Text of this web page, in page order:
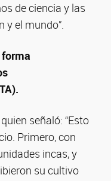
de ciencia y las
y el mundo”.
señaló: “Esto
Primero, con
incas, y
su cultivo